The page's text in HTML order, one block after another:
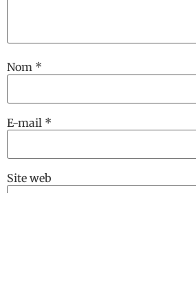
Nom *
E-mail *
Site web